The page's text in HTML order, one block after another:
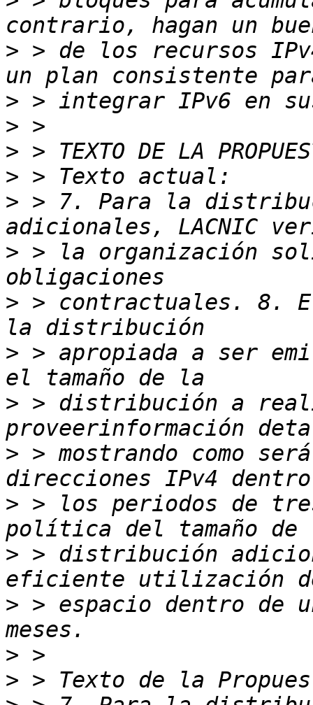
> > de los recursos
>
>
>
>
> > 7. Para la
> > la organización
> > contractuales. 8.
> > apropiada a ser
> > distribución a
> > mostrando como
> > los periodos de
> > distribución
> > espacio dentro de
>
>